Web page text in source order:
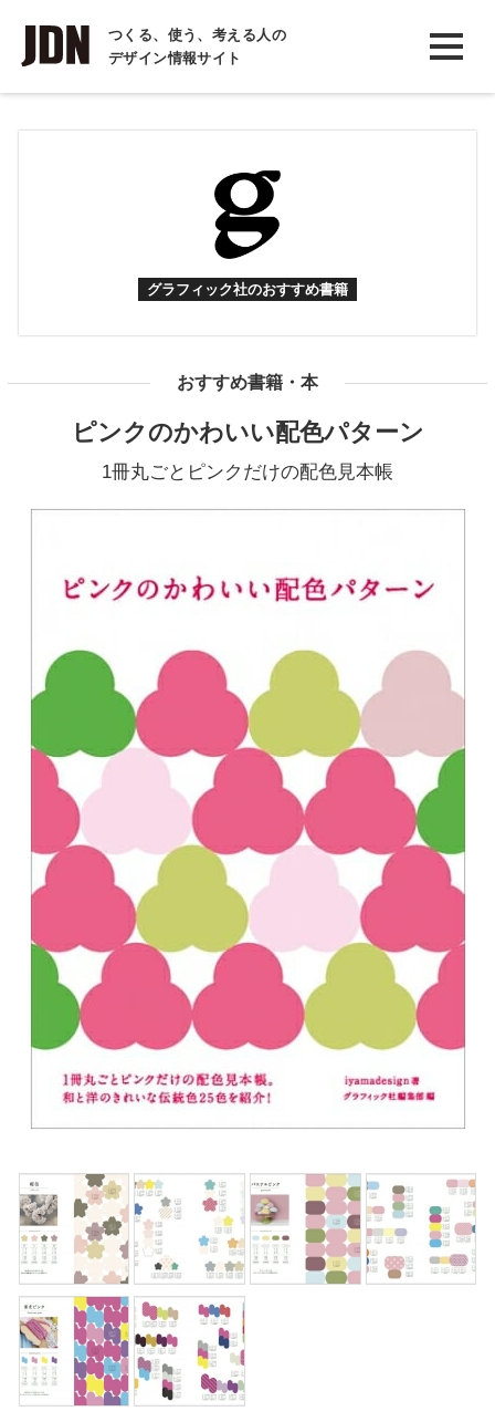
つくる、使う、考える人の
デザイン情報サイト
INTERVIEW
インタビュー
REPORT
グラフィック社のおすすめ書籍
おすすめ書籍・本
ピンクのかわいい配色パターン
1冊丸ごとピンクだけの配色見本帳